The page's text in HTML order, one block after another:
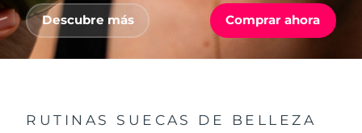
Descubre más Comprar ahora
RUTINAS SUECAS DE BELLEZA
For healthy hair
18% PAP
Cosméticos Hombres
Comprar todo
Israel Entrega prevista8/14/26
Italia Entrega prevista8/10/26